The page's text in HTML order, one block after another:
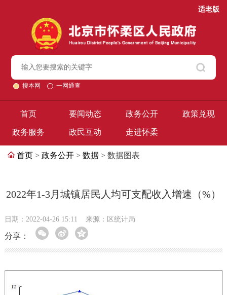
适老版
搜本网 一网通查
首页 要闻动态 政务公开 政策兑现
政务服务 政民互动 走进怀柔
首页 > 政务公开 > 数据 > 数据图表
2022年1-3月城镇居民人均可支配收入增速（%）
日期：2022-04-26 15:11 来源：区统计局
分享：